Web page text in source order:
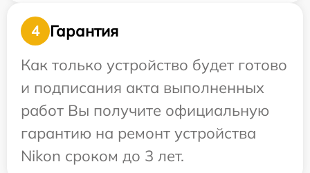
4
Гарантия
Как только устройство будет готово
и подписания акта выполненных
работ Вы получите официальную
гарантию на ремонт устройства
Nikon сроком до 3 лет.